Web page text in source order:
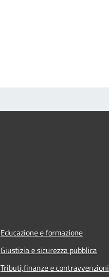
Educazione e formazione
Giustizia e sicurezza pubblica
Tributi,finanze e contravvenzioni